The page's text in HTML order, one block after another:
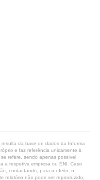
da base de dados da Informa
e faz referência unicamente à
refere, sendo apenas possível
a respetiva empresa ou ENI. Caso
contactando, para o efeito, o
relatório não pode ser reproduzido,